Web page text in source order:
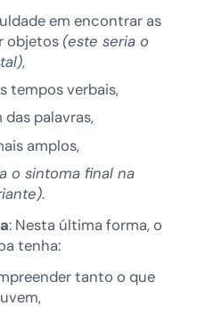
em encontrar as
objetos (este seria o
,
tempos verbais,
palavras,
amplos,
o sintoma final na
.
: Nesta última forma, o
tenha:
tanto o que